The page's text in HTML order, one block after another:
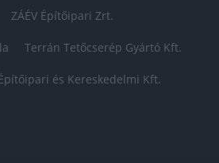
ZÁÉV Építőipari Zrt.
Terrán Tetőcserép Gyártó Kft.
és Kereskedelmi Kft.